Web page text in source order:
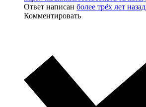
Ответ написан более трёх лет назад
Комментировать